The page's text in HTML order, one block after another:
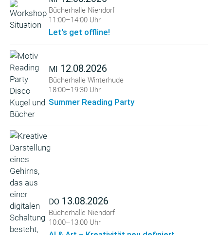
Bücherhalle Niendorf
11:00–14:00 Uhr
Let's get offline!
MI 12.08.2026
Bücherhalle Winterhude
18:00–19:30 Uhr
Summer Reading Party
DO 13.08.2026
Bücherhalle Niendorf
10:00–13:00 Uhr